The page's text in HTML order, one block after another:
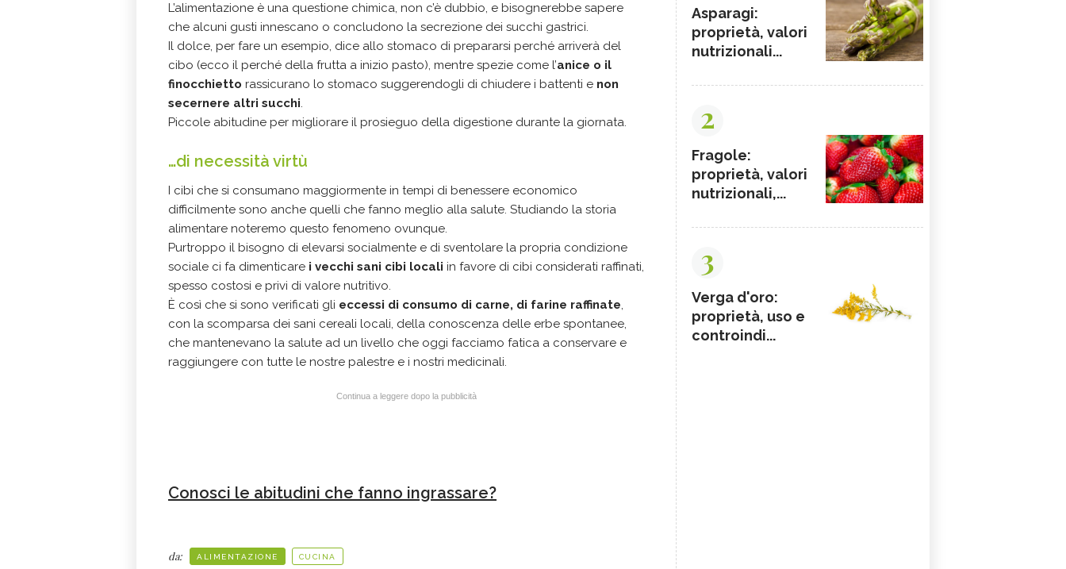
L’alimentazione è una questione chimica, non c’è dubbio, e bisognerebbe sapere
che alcuni gusti innescano o concludono la secrezione dei succhi gastrici.
Il dolce, per fare un esempio, dice allo stomaco di prepararsi perché arriverà del
cibo (ecco il perché della frutta a inizio pasto), mentre spezie come l’anice o il
finocchietto rassicurano lo stomaco suggerendogli di chiudere i battenti e non
secernere altri succhi.
Piccole abitudine per migliorare il prosieguo della digestione durante la giornata.
…di necessità virtù
I cibi che si consumano maggiormente in tempi di benessere economico
difficilmente sono anche quelli che fanno meglio alla salute. Studiando la storia
alimentare noteremo questo fenomeno ovunque.
Purtroppo il bisogno di elevarsi socialmente e di sventolare la propria condizione
sociale ci fa dimenticare i vecchi sani cibi locali in favore di cibi considerati raffinati,
spesso costosi e privi di valore nutritivo.
È così che si sono verificati gli eccessi di consumo di carne, di farine raffinate,
con la scomparsa dei sani cereali locali, della conoscenza delle erbe spontanee,
che mantenevano la salute ad un livello che oggi facciamo fatica a conservare e
raggiungere con tutte le nostre palestre e i nostri medicinali.
Continua a leggere dopo la pubblicità
Conosci le abitudini che fanno ingrassare?
da: ALIMENTAZIONE CUCINA
Asparagi:
proprietà, valori
nutrizionali...
2
Fragole:
proprietà, valori
nutrizionali,...
3
Verga d'oro:
proprietà, uso e
controindi...